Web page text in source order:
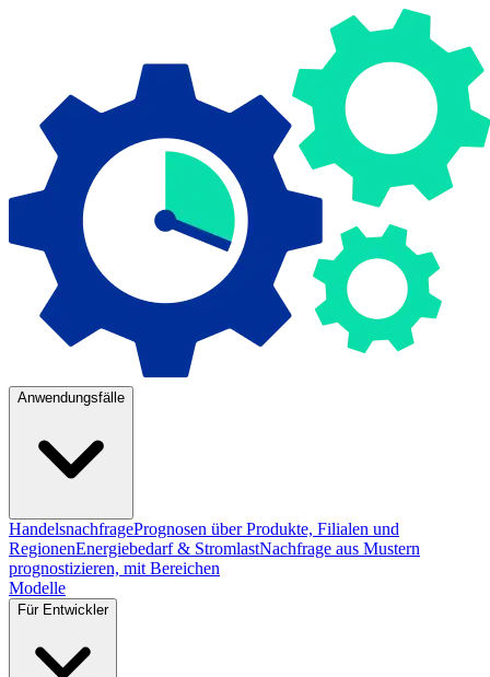
Anwendungsfälle
HandelsnachfragePrognosen über Produkte, Filialen und
RegionenEnergiebedarf & StromlastNachfrage aus Mustern
prognostizieren, mit Bereichen
Modelle
Für Entwickler